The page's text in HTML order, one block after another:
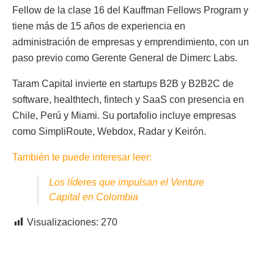
Fellow de la clase 16 del Kauffman Fellows Program y
tiene más de 15 años de experiencia en
administración de empresas y emprendimiento, con un
paso previo como Gerente General de Dimerc Labs.
Taram Capital invierte en startups B2B y B2B2C de
software, healthtech, fintech y SaaS con presencia en
Chile, Perú y Miami. Su portafolio incluye empresas
como SimpliRoute, Webdox, Radar y Keirón.
También te puede interesar leer:
Los líderes que impulsan el Venture
Capital en Colombia
Visualizaciones: 270